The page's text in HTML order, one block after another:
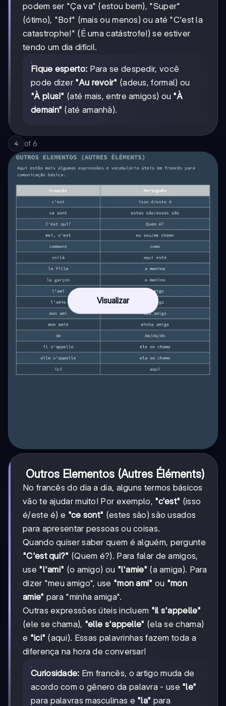
podem ser "Ça va" (estou bem), "Super"
(ótimo), "Bof" (mais ou menos) ou até "C'est la
catastrophe!" (É uma catástrofe!) se estiver
tendo um dia difícil.
Fique esperto: Para se despedir, você
pode dizer "Au revoir" (adeus, formal) ou
"À plus!" (até mais, entre amigos) ou "À
demain" (até amanhã).
4 of 6
Visualizar
Outros Elementos (Autres Éléments)
No francês do dia a dia, alguns termos básicos
vão te ajudar muito! Por exemplo, "c'est" (isso
é/este é) e "ce sont" (estes são) são usados
para apresentar pessoas ou coisas.
Quando quiser saber quem é alguém, pergunte
"C'est qui?" (Quem é?). Para falar de amigos,
use "l'ami" (o amigo) ou "l'amie" (a amiga). Para
dizer "meu amigo", use "mon ami" ou "mon
amie" para "minha amiga".
Outras expressões úteis incluem "il s'appelle"
(ele se chama), "elle s'appelle" (ela se chama)
e "ici" (aqui). Essas palavrinhas fazem toda a
diferença na hora de conversar!
Curiosidade: Em francês, o artigo muda de
acordo com o gênero da palavra - use "le"
para palavras masculinas e "la" para